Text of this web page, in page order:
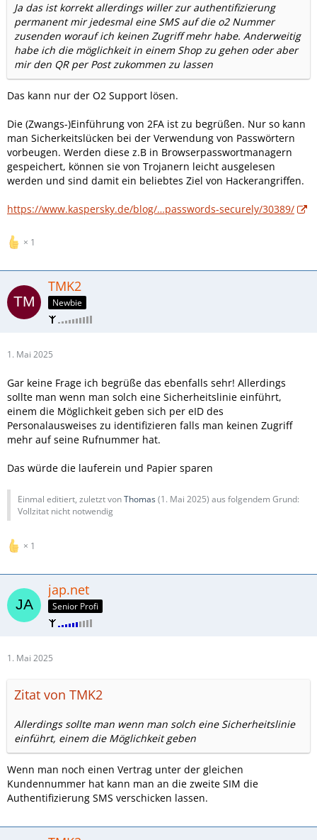
Ja das ist korrekt allerdings willer zur authentifizierung
permanent mir jedesmal eine SMS auf die o2 Nummer
zusenden worauf ich keinen Zugriff mehr habe. Anderweitig
habe ich die möglichkeit in einem Shop zu gehen oder aber
mir den QR per Post zukommen zu lassen
Das kann nur der O2 Support lösen.
Die (Zwangs-)Einführung von 2FA ist zu begrüßen. Nur so kann
man Sicherkeitslücken bei der Verwendung von Passwörtern
vorbeugen. Werden diese z.B in Browserpasswortmanagern
gespeichert, können sie von Trojanern leicht ausgelesen
werden und sind damit ein beliebtes Ziel von Hackerangriffen.
https://www.kaspersky.de/blog/…passwords-securely/30389/
1
TMK2
Newbie
1. Mai 2025
Gar keine Frage ich begrüße das ebenfalls sehr! Allerdings
sollte man wenn man solch eine Sicherheitslinie einführt,
einem die Möglichkeit geben sich per eID des
Personalausweises zu identifizieren falls man keinen Zugriff
mehr auf seine Rufnummer hat.
Das würde die lauferein und Papier sparen
Einmal editiert, zuletzt vonThomas(1. Mai 2025) aus folgendem Grund:
Vollzitat nicht notwendig
1
jap.net
Senior Profi
1. Mai 2025
Zitat von TMK2
Allerdings sollte man wenn man solch eine Sicherheitslinie
einführt, einem die Möglichkeit geben
Wenn man noch einen Vertrag unter der gleichen
Kundennummer hat kann man an die zweite SIM die
Authentifizierung SMS verschicken lassen.